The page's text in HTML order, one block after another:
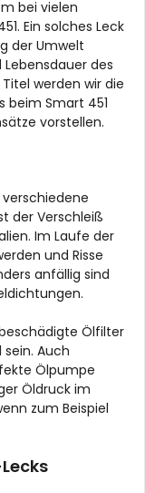
bei vielen
Ein solches Leck
der Umwelt
des
werden wir die
beim Smart 451
vorstellen.
der Verschleiß
Im Laufe der
und Risse
anfällig sind
Ölfilter
Auch
Ölpumpe
Öldruck im
zum Beispiel